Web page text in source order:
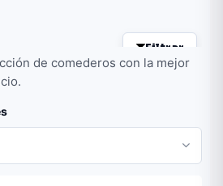
Filtrar
de comederos con la mejor